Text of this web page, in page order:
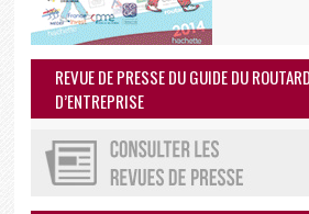
REVUE DE PRESSE DU GUIDE DU
D’ENTREPRISE